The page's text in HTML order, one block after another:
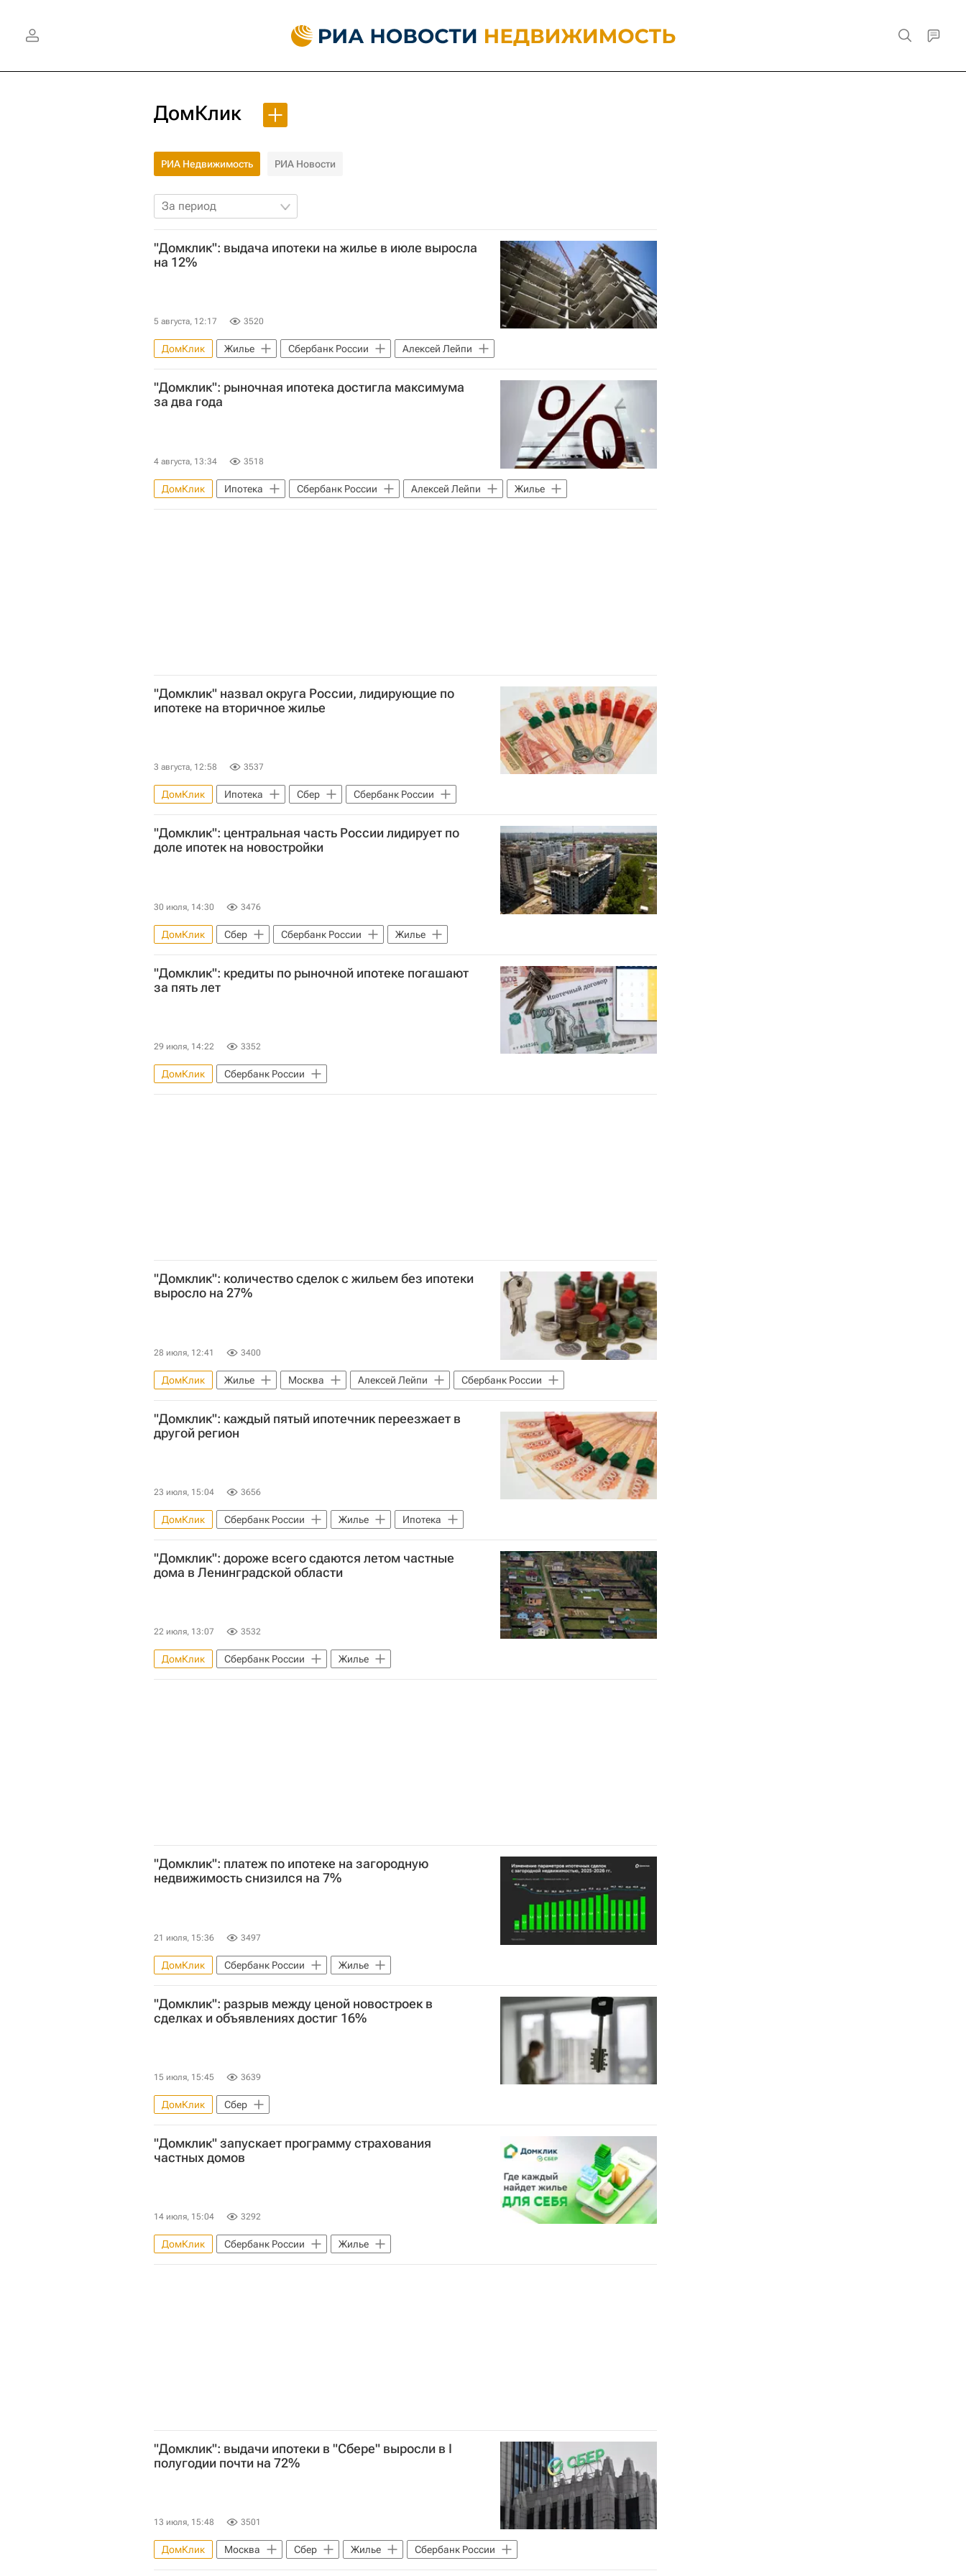
ДомКлик
РИА Недвижимость РИА Новости
За период
"Домклик": выдача ипотеки на жилье в июле выросла
на 12%
5 августа, 12:17 3520
ДомКлик Жилье Сбербанк России Алексей Лейпи
"Домклик": рыночная ипотека достигла максимума
за два года
4 августа, 13:34 3518
ДомКлик Ипотека Сбербанк России Алексей Лейпи Жилье
"Домклик" назвал округа России, лидирующие по
ипотеке на вторичное жилье
3 августа, 12:58 3537
ДомКлик Ипотека Сбер Сбербанк России
"Домклик": центральная часть России лидирует по
доле ипотек на новостройки
30 июля, 14:30 3476
ДомКлик Сбер Сбербанк России Жилье
"Домклик": кредиты по рыночной ипотеке погашают
за пять лет
29 июля, 14:22 3352
ДомКлик Сбербанк России
"Домклик": количество сделок с жильем без ипотеки
выросло на 27%
28 июля, 12:41 3400
ДомКлик Жилье Москва Алексей Лейпи Сбербанк России
"Домклик": каждый пятый ипотечник переезжает в
другой регион
23 июля, 15:04 3656
ДомКлик Сбербанк России Жилье Ипотека
"Домклик": дороже всего сдаются летом частные
дома в Ленинградской области
22 июля, 13:07 3532
ДомКлик Сбербанк России Жилье
"Домклик": платеж по ипотеке на загородную
недвижимость снизился на 7%
21 июля, 15:36 3497
ДомКлик Сбербанк России Жилье
"Домклик": разрыв между ценой новостроек в
сделках и объявлениях достиг 16%
15 июля, 15:45 3639
ДомКлик Сбер
"Домклик" запускает программу страхования
частных домов
14 июля, 15:04 3292
ДомКлик Сбербанк России Жилье
"Домклик": выдачи ипотеки в "Сбере" выросли в I
полугодии почти на 72%
13 июля, 15:48 3501
ДомКлик Москва Сбер Жилье Сбербанк России